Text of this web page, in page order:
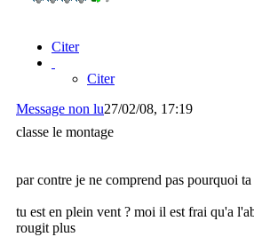
Citer
Citer
Message non lu27/02/08, 17:19
classe le montage
par contre je ne comprend pas pourquoi
tu est en plein vent ? moi il est frai qu'a
rougit plus